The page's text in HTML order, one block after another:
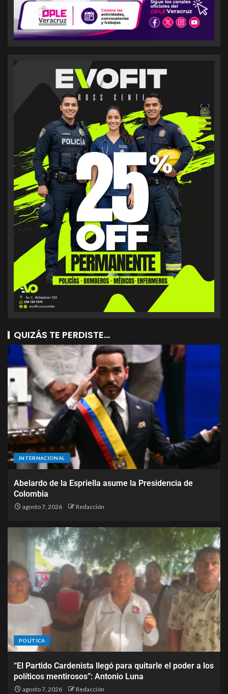
QUIZÁS TE PERDISTE...
INTERNACIONAL
Abelardo de la Espriella asume la Presidencia de
Colombia
agosto 7, 2026 Redacción
POLÍTICA
“El Partido Cardenista llegó para quitarle el poder a los
políticos mentirosos”: Antonio Luna
agosto 7, 2026 Redacción